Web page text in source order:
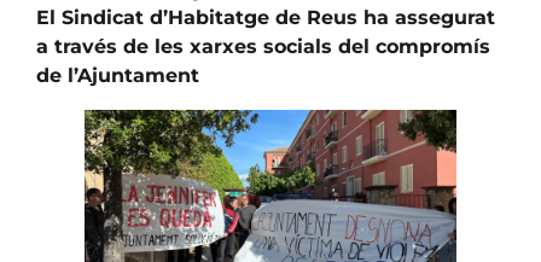
El Sindicat d’Habitatge de Reus ha assegurat
a través de les xarxes socials del compromís
de l’Ajuntament